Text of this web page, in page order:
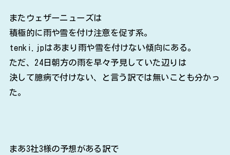
またウェザーニューズは
積極的に雨や雪を付け注意を促す系。
tenki.jpはあまり雨や雪を付けない傾向にある。
ただ、24日朝方の雨を早々予見していた辺りは
決して臆病で付けない、と言う訳では無いことも分かっ
た。
まあ3社3様の予想がある訳で